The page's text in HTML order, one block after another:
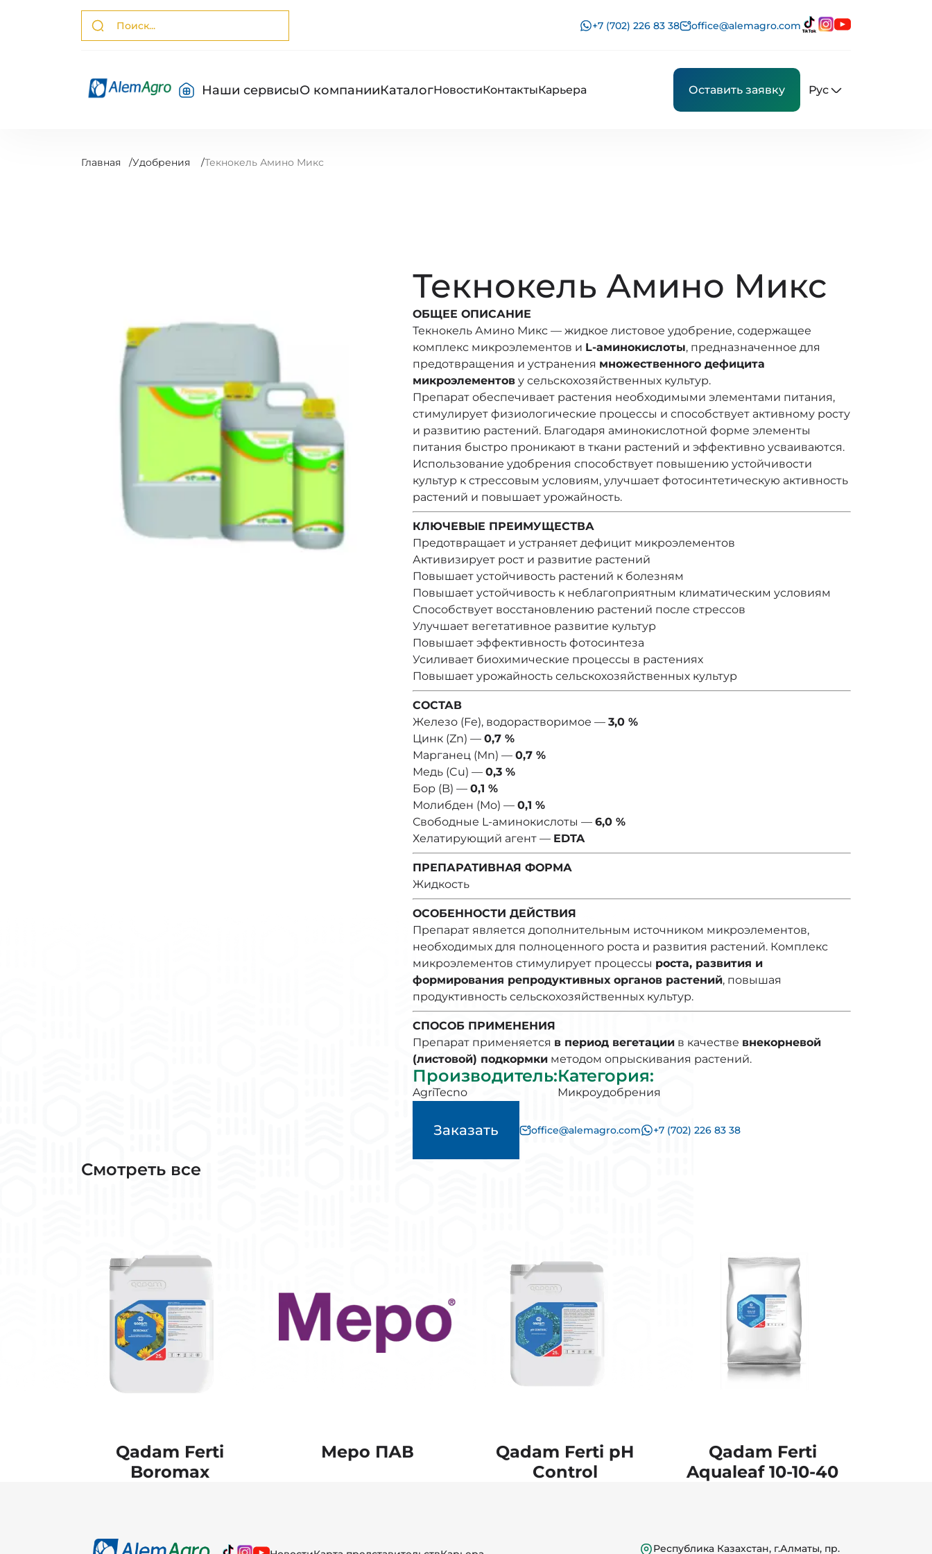
+7 (702) 226 83 38 office@alemagro.com
Наши сервисыО компанииКаталогНовостиКонтактыКарьера Оставить заявку Рус
Главная /Удобрения /Текнокель Амино Микс
Текнокель Амино Микс
ОБЩЕЕ ОПИСАНИЕ
Текнокель Амино Микс — жидкое листовое удобрение, содержащее
комплекс микроэлементов и L-аминокислоты, предназначенное для
предотвращения и устранения множественного дефицита
микроэлементову сельскохозяйственных культур.
Препарат обеспечивает растения необходимыми элементами питания,
стимулирует физиологические процессы и способствует активному росту
и развитию растений. Благодаря аминокислотной форме элементы
питания быстро проникают в ткани растений и эффективно усваиваются.
Использование удобрения способствует повышению устойчивости
культур к стрессовым условиям, улучшает фотосинтетическую активность
растений и повышает урожайность.
КЛЮЧЕВЫЕ ПРЕИМУЩЕСТВА
Предотвращает и устраняет дефицит микроэлементов
Активизирует рост и развитие растений
Повышает устойчивость растений к болезням
Повышает устойчивость к неблагоприятным климатическим условиям
Способствует восстановлению растений после стрессов
Улучшает вегетативное развитие культур
Повышает эффективность фотосинтеза
Усиливает биохимические процессы в растениях
Повышает урожайность сельскохозяйственных культур
СОСТАВ
Железо (Fe), водорастворимое — 3,0 %
Цинк (Zn) — 0,7 %
Марганец (Mn) — 0,7 %
Медь (Cu) — 0,3 %
Бор (B) — 0,1 %
Молибден (Mo) — 0,1 %
Свободные L-аминокислоты — 6,0 %
Хелатирующий агент — EDTA
ПРЕПАРАТИВНАЯ ФОРМА
Жидкость
ОСОБЕННОСТИ ДЕЙСТВИЯ
Препарат является дополнительным источником микроэлементов,
необходимых для полноценного роста и развития растений. Комплекс
микроэлементов стимулирует процессы роста, развития и
формирования репродуктивных органов растений, повышая
продуктивность сельскохозяйственных культур.
СПОСОБ ПРИМЕНЕНИЯ
Препарат применяется в период вегетациив качестве внекорневой
(листовой) подкормкиметодом опрыскивания растений.
Производитель:
AgriTecno
Категория:
Микроудобрения
Заказать office@alemagro.com +7 (702) 226 83 38
Смотреть все
Qadam Ferti
Boromax
Меро ПАВ
Qadam Ferti pH
Control
Qadam Ferti
Aqualeaf 10-10-40
Республика Казахстан, г.Алматы, пр.